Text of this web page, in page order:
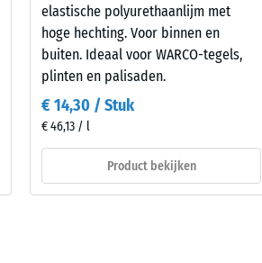
elastische polyurethaanlijm met
hoge hechting. Voor binnen en
buiten. Ideaal voor WARCO-tegels,
plinten en palisaden.
€ 14,30 / Stuk
€ 46,13 / l
Product bekijken